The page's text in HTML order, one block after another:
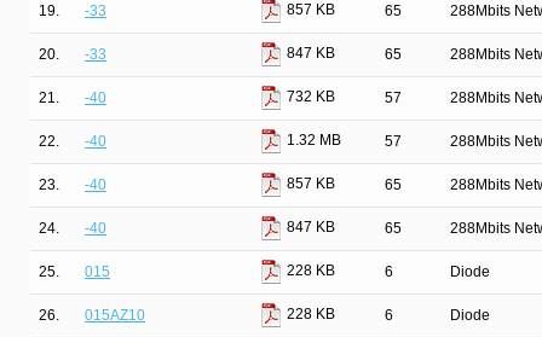
19. -33 857 KB 65 288Mbits
20. -33 847 KB 65 288Mbits
21. -40 732 KB 57 288Mbits
22. -40 1.32 MB 57 288Mbits
23. -40 857 KB 65 288Mbits
24. -40 847 KB 65 288Mbits
25. 015 228 KB 6 Diode
26. 015AZ10 228 KB 6 Diode